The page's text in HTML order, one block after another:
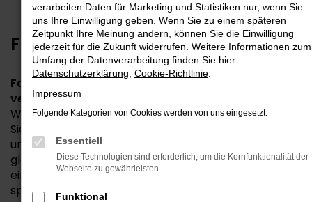
Fahrzeug-Bestand
Fahrzeuge vor Ort – entdecken, vergleichen,
verlieben!
Willkommen in unserer Fahrzeugbörse! Hier finden
Sie eine große Auswahl an sofort verfügbaren Neu-
und Gebrauchtwagen direkt bei uns vor Ort. Ganz
gleich, ob Sie nach einem sparsamen Kleinwagen,
einem geräumigen Familienauto oder einem
sportlichen SUV suchen – bei uns werden Sie fündig.
verarbeiten Daten für Marketing und Statistiken nur, wenn Sie
uns Ihre Einwilligung geben. Wenn Sie zu einem späteren
Zeitpunkt Ihre Meinung ändern, können Sie die Einwilligung
jederzeit für die Zukunft widerrufen. Weitere Informationen zum
Umfang der Datenverarbeitung finden Sie hier:
Datenschutzerklärung Cookie-Richtlinie
Impressum
Folgende Kategorien von Cookies werden von uns eingesetzt:
Essentiell
Diese Technologien sind erforderlich, um die Kernfunktionalität der
Webseite zu gewährleisten.
Funktional